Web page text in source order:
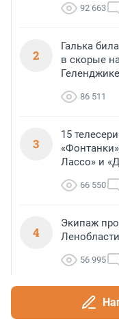
92 663
2
Галька
в скорые
86 511
3
15
Лассо» и
66 550
4
Экипаж
56 995
ВСУ